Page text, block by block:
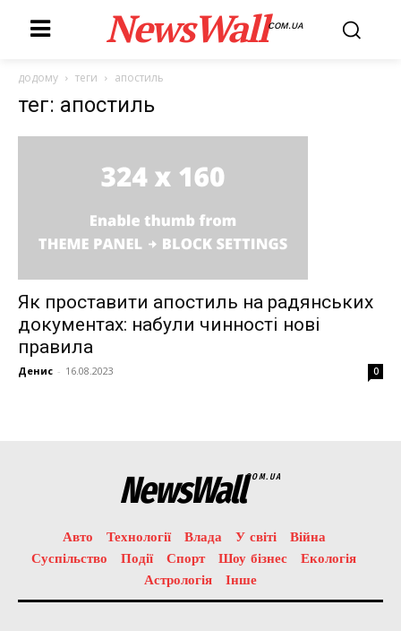
News Week
Magazine PRO
NewsWallCOM.UA
додому теги апостиль
тег: апостиль
Як проставити апостиль на радянських
документах: набули чинності нові
правила
Денис - 16.08.2023 0
NewsWallCOM.UA
Авто Технології Влада У світі
Війна
Суспільство
Події Спорт Шоу бізнес
Екологія
Астрологія
Інше